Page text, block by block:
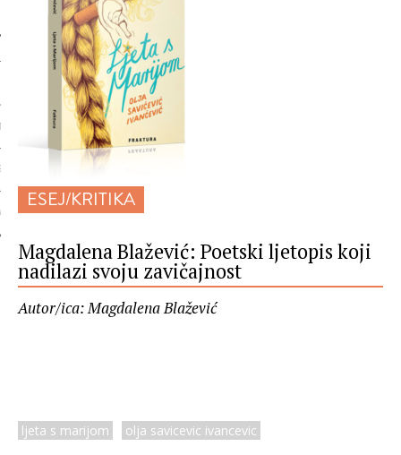
ESEJ/KRITIKA
Magdalena Blažević: Poetski ljetopis koji
nadilazi svoju zavičajnost
Autor/ica: Magdalena Blažević
ljeta s marijom olja savicevic ivancevic